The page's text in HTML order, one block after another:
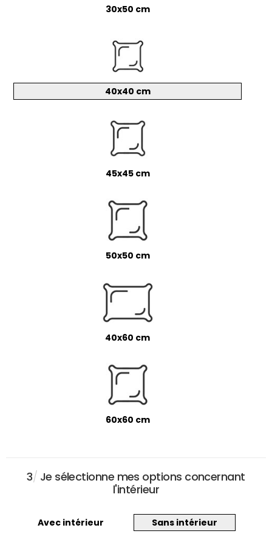
30x50 cm
40x40 cm
45x45 cm
50x50 cm
40x60 cm
60x60 cm
3/ Je sélectionne mes options concernant
l'intérieur
Avec intérieur Sans intérieur